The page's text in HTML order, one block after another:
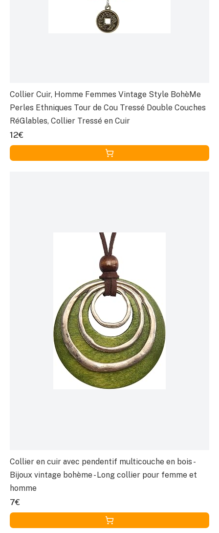
Collier Cuir, Homme Femmes Vintage Style BohèMe
Perles Ethniques Tour de Cou Tressé Double Couches
RéGlables, Collier Tressé en Cuir
12€
Collier en cuir avec pendentif multicouche en bois -
Bijoux vintage bohème - Long collier pour femme et
homme
7€